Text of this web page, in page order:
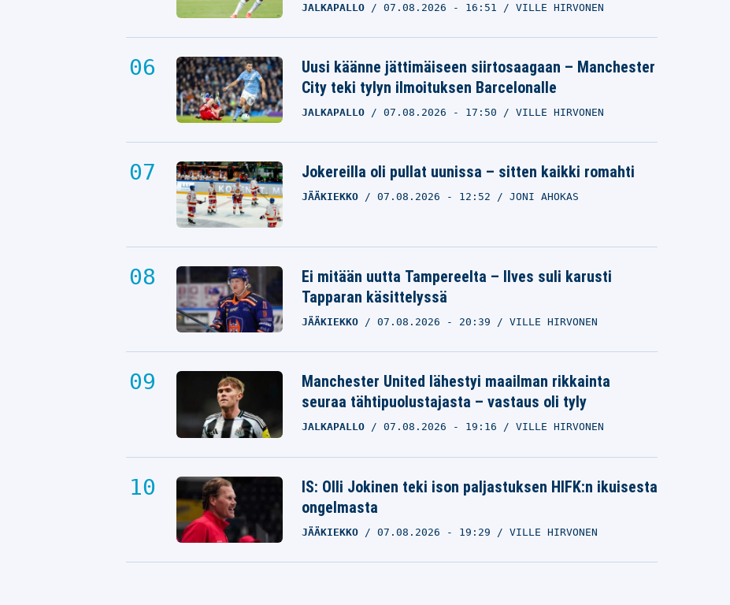
JALKAPALLO 07.08.2026 - 16:51 VILLE HIRVONEN
Uusi käänne jättimäiseen siirtosaagaan – Manchester
City teki tylyn ilmoituksen Barcelonalle
JALKAPALLO 07.08.2026 - 17:50 VILLE HIRVONEN
Jokereilla oli pullat uunissa – sitten kaikki romahti
JÄÄKIEKKO 07.08.2026 - 12:52 JONI AHOKAS
Ei mitään uutta Tampereelta – Ilves suli karusti
Tapparan käsittelyssä
JÄÄKIEKKO 07.08.2026 - 20:39 VILLE HIRVONEN
Manchester United lähestyi maailman rikkainta
seuraa tähtipuolustajasta – vastaus oli tyly
JALKAPALLO 07.08.2026 - 19:16 VILLE HIRVONEN
IS: Olli Jokinen teki ison paljastuksen HIFK:n ikuisesta
ongelmasta
JÄÄKIEKKO 07.08.2026 - 19:29 VILLE HIRVONEN